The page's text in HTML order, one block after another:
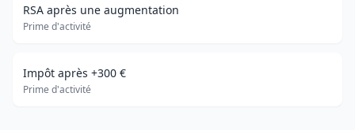
RSA après une augmentation
Prime d'activité
Impôt après +300 €
Prime d'activité